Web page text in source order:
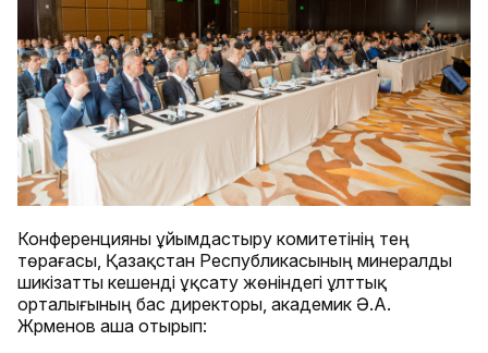
Конференцияны ұйымдастыру комитетінің тең
төрағасы, Қазақстан Республикасының минералды
шикізатты кешенді ұқсату жөніндегі ұлттық
орталығының бас директоры, академик Ә.А.
Жәрменов аша отырып: